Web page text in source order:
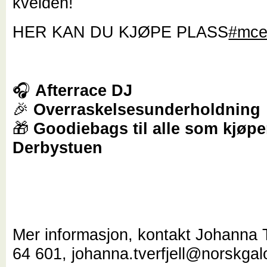
HER KAN DU KJØPE PLASS
🎧 Afterrace DJ
🎉 Overraskelsesunderholdning
🎁 Goodiebags til alle som
Derbystuen
Mer informasjon, kontakt Johanna
64 601,